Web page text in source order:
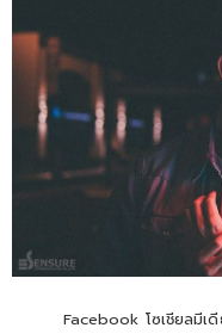
Facebook โซเชียลมีเ